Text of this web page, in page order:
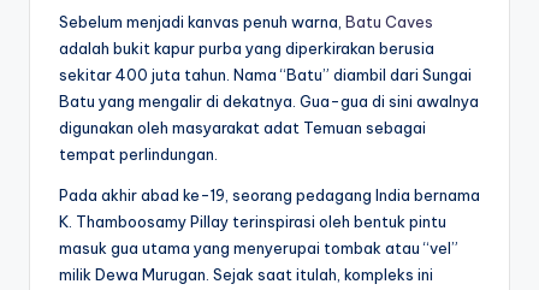
Sebelum menjadi kanvas penuh warna, Batu Caves
adalah bukit kapur purba yang diperkirakan berusia
sekitar 400 juta tahun. Nama “Batu” diambil dari Sungai
Batu yang mengalir di dekatnya. Gua-gua di sini awalnya
digunakan oleh masyarakat adat Temuan sebagai
tempat perlindungan.
Pada akhir abad ke-19, seorang pedagang India bernama
K. Thamboosamy Pillay terinspirasi oleh bentuk pintu
masuk gua utama yang menyerupai tombak atau “vel”
milik Dewa Murugan. Sejak saat itulah, kompleks ini